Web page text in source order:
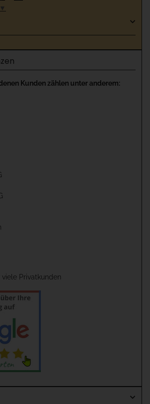
▼
Kunden zählen unter anderem:
Privatkunden